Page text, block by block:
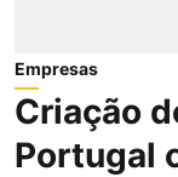
Empresas
Criação
Portugal